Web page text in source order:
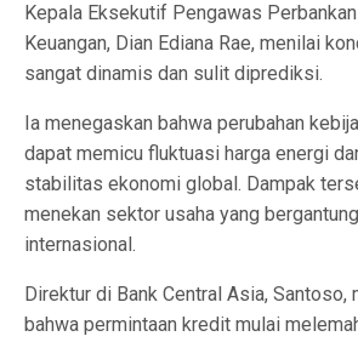
Kepala Eksekutif Pengawas
Keuangan, Dian Ediana Rae, menilai
sangat dinamis dan sulit diprediksi.
Ia menegaskan bahwa perubahan
dapat memicu fluktuasi harga energi
stabilitas ekonomi global. Dampak
menekan sektor usaha yang
internasional.
Direktur di Bank Central Asia, Santoso,
bahwa permintaan kredit mulai